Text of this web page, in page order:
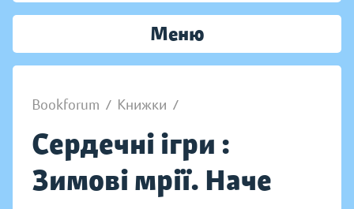
Меню
Bookforum / Книжки /
Сердечні ігри :
Зимові мрії. Наче